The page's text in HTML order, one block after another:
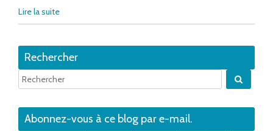
Lire la suite
Rechercher
Abonnez-vous à ce blog par e-mail.